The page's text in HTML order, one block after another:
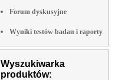
Forum dyskusyjne
Wyniki testów badan i raporty
Wyszukiwarka
produktów: